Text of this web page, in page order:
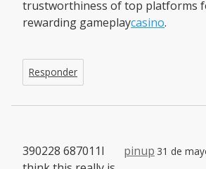
trustworthiness of top platforms
rewarding gameplaycasino.
Responder
pinup 31 de
390228 687011I